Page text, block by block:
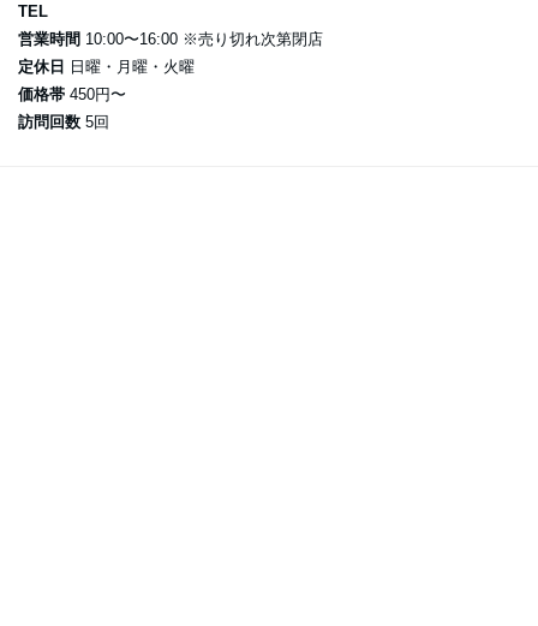
TEL
営業時間 10:00〜16:00 ※売り切れ次第閉店
定休日
日曜・月曜・火曜
価格帯 450円〜
訪問回数 5回